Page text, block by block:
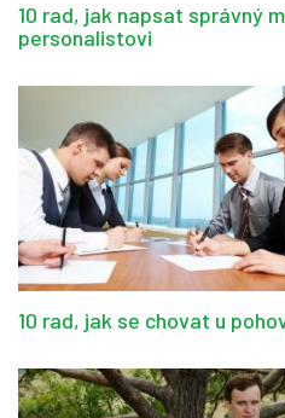
10 rad, jak napsat správný
personalistovi
10 rad, jak se chovat u